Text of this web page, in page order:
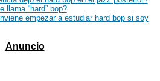
llama “hard” bop?
empezar a estudiar hard bop si soy